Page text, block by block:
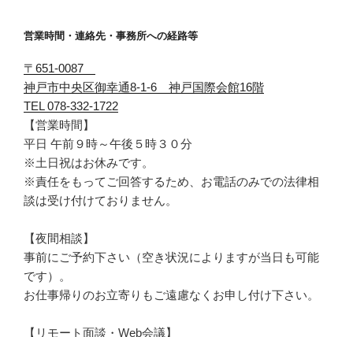
営業時間・連絡先・事務所への経路等
〒651-0087
神戸市中央区御幸通8-1-6 神戸国際会館16階
TEL 078-332-1722
【営業時間】
平日 午前９時～午後５時３０分
※土日祝はお休みです。
※責任をもってご回答するため、お電話のみでの法律相
談は受け付けておりません。
【夜間相談】
事前にご予約下さい（空き状況によりますが当日も可能
です）。
お仕事帰りのお立寄りもご遠慮なくお申し付け下さい。
【リモート面談・Web会議】